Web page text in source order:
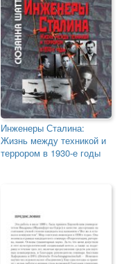
Инженеры Сталина:
Жизнь между техникой и
террором в 1930-е годы